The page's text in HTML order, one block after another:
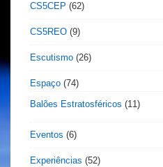
CS5CEP (62)
CS5REO (9)
Escutismo (26)
Espaço (74)
Balões Estratosféricos (11)
Eventos (6)
Experiências (52)